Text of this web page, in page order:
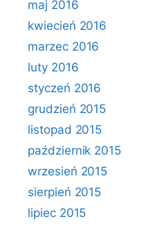
maj 2016
kwiecień 2016
marzec 2016
luty 2016
styczeń 2016
grudzień 2015
listopad 2015
październik 2015
wrzesień 2015
sierpień 2015
lipiec 2015